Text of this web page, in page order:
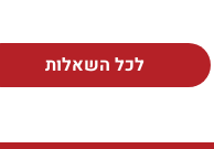
לכל השאלות